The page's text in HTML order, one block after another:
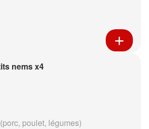
nems x4
poulet, légumes)